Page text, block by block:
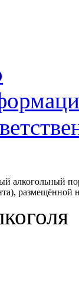
алкогольный
размещённой